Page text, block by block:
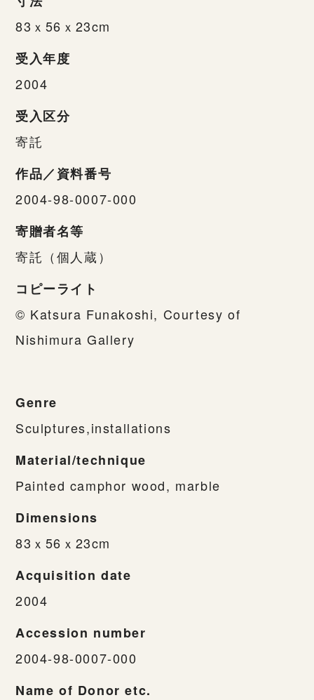
83ｘ56ｘ23cm
受入年度
2004
受入区分
寄託
作品／資料番号
2004-98-0007-000
寄贈者名等
寄託（個人蔵）
コピーライト
© Katsura Funakoshi, Courtesy of
Nishimura Gallery
Genre
Sculptures,installations
Material/technique
Painted camphor wood, marble
Dimensions
83ｘ56ｘ23cm
Acquisition date
2004
Accession number
2004-98-0007-000
Name of Donor etc.